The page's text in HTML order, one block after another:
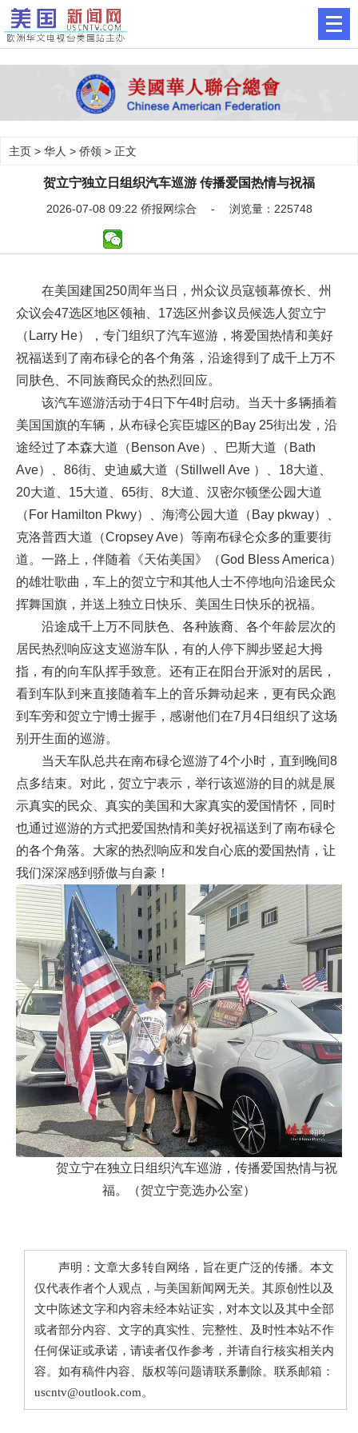
主页 > 华人 > 侨领 > 正文
贺立宁独立日组织汽车巡游 传播爱国热情与祝福
2026-07-08 09:22 侨报网综合 - 浏览量：225748
在美国建国250周年当日，州众议员寇顿幕僚长、州
众议会47选区地区领袖、17选区州参议员候选人贺立宁
（Larry He），专门组织了汽车巡游，将爱国热情和美好
祝福送到了南布碌仑的各个角落，沿途得到了成千上万不
同肤色、不同族裔民众的热烈回应。
该汽车巡游活动于4日下午4时启动。当天十多辆插着
美国国旗的车辆，从布碌仑宾臣墟区的Bay 25街出发，沿
途经过了本森大道（Benson Ave）、巴斯大道（Bath
Ave）、86街、史迪威大道（Stillwell Ave ）、18大道、
20大道、15大道、65街、8大道、汉密尔顿堡公园大道
（For Hamilton Pkwy）、海湾公园大道（Bay pkway）、
克洛普西大道（Cropsey Ave）等南布碌仑众多的重要街
道。一路上，伴随着《天佑美国》（God Bless America）
的雄壮歌曲，车上的贺立宁和其他人士不停地向沿途民众
挥舞国旗，并送上独立日快乐、美国生日快乐的祝福。
沿途成千上万不同肤色、各种族裔、各个年龄层次的
居民热烈响应这支巡游车队，有的人停下脚步竖起大拇
指，有的向车队挥手致意。还有正在阳台开派对的居民，
看到车队到来直接随着车上的音乐舞动起来，更有民众跑
到车旁和贺立宁博士握手，感谢他们在7月4日组织了这场
别开生面的巡游。
当天车队总共在南布碌仑巡游了4个小时，直到晚间8
点多结束。对此，贺立宁表示，举行该巡游的目的就是展
示真实的民众、真实的美国和大家真实的爱国情怀，同时
也通过巡游的方式把爱国热情和美好祝福送到了南布碌仑
的各个角落。大家的热烈响应和发自心底的爱国热情，让
我们深深感到骄傲与自豪！
贺立宁在独立日组织汽车巡游，传播爱国热情与祝
福。（贺立宁竞选办公室）
声明：文章大多转自网络，旨在更广泛的传播。本文
仅代表作者个人观点，与美国新闻网无关。其原创性以及
文中陈述文字和内容未经本站证实，对本文以及其中全部
或者部分内容、文字的真实性、完整性、及时性本站不作
任何保证或承诺，请读者仅作参考，并请自行核实相关内
容。如有稿件内容、版权等问题请联系删除。联系邮箱：
uscntv@outlook.com。